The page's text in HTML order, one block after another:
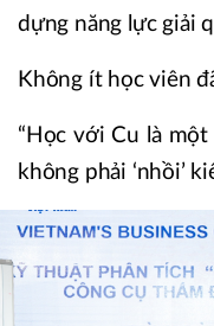
dựng năng lực giải
Không ít học viên
“Học với Cu là
không phải ‘nhồi’